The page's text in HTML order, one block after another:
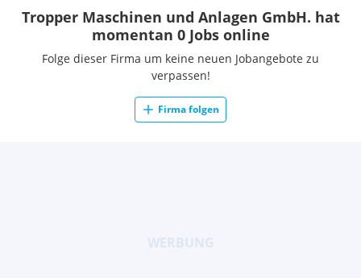
Tropper Maschinen und Anlagen GmbH. hat
momentan 0 Jobs online
Folge dieser Firma um keine neuen Jobangebote zu
verpassen!
Firma folgen